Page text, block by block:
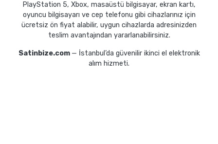
PlayStation 5, Xbox, masaüstü bilgisayar, ekran kartı,
oyuncu bilgisayarı ve cep telefonu gibi cihazlarınız için
ücretsiz ön fiyat alabilir, uygun cihazlarda adresinizden
teslim avantajından yararlanabilirsiniz.
Satinbize.com — İstanbul’da güvenilir ikinci el elektronik
alım hizmeti.